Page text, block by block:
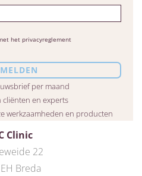
Clinic
22
Breda
het privacyreglement
per maand
cliënten en experts
werkzaamheden en producten